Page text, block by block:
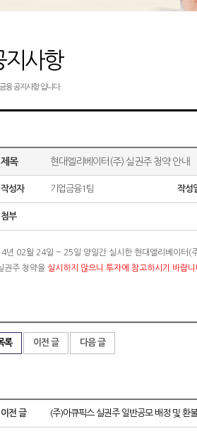
지사항
융 공지사항 입니다.
제목 현대엘리베이터(주) 실권주 청약 안내
작성자 기업금융1팀 작성
첨부
년 02월 24일 ~ 25일 양일간 실시한 현대엘리베이터(
권주 청약을 실시하지 않으니 투자에 참고하시기 바랍니
록 이전 글 다음 글
이전 글 (주)아큐픽스 실권주 일반공모 배정 및 환